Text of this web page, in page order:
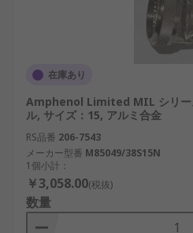
在庫あり
Amphenol Limited MIL シリー
ル, サイズ：15, アルミ合金
RS品番 206-7543
メーカー型番 M85049/38S15N
1個小計：
￥3,058.00(税抜)
数量